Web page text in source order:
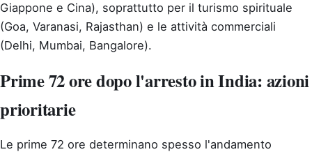
Giappone e Cina), soprattutto per il turismo spirituale
(Goa, Varanasi, Rajasthan) e le attività commerciali
(Delhi, Mumbai, Bangalore).
Prime 72 ore dopo l'arresto in India: azioni
prioritarie
Le prime 72 ore determinano spesso l'andamento